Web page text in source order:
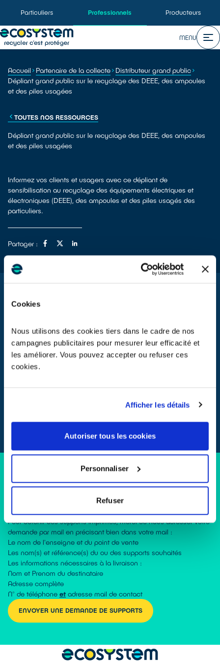
Cookies
Nous utilisons des cookies tiers dans le cadre de nos
campagnes publicitaires pour mesurer leur efficacité et
les améliorer. Vous pouvez accepter ou refuser ces
cookies.
Afficher les détails
Autoriser tous les cookies
Personnaliser
Refuser
Particuliers Professionnels Producteurs
MENU
Accueil Partenaire de la collecte
Distributeur grand public
Dépliant grand public sur le recyclage des DEEE, des ampoules
et des piles usagées
TOUTES NOS RESSOURCES
Dépliant grand public sur le recyclage des DEEE, des ampoules
et des piles usagées
Informez vos clients et usagers avec ce dépliant de
sensibilisation au recyclage des équipements électriques et
électroniques (DEEE), des ampoules et des piles usagés des
particuliers.
Partager :
Dépliant sur les solutions de recyclage pour les particuliers
Ref. dépliant : DEPGP1019
Vous souhaitez obtenir certains supports en version imprimée ?
Ces supports peuvent être fournis (dans la limite des stocks
aux magasins en contrat avec ecosystem pour la
Pour obtenir des supports imprimés, merci de nous adresser votre
demande par mail en précisant bien dans votre mail :
Le nom de l'enseigne et du point de vente
Les nom(s) et référence(s) du ou des supports souhaités
Les informations nécessaires à la livraison :
Nom et Prenom du destinataire
Adresse complète
N° de téléphone et adresse mail de contact
ENVOYER UNE DEMANDE DE SUPPORTS